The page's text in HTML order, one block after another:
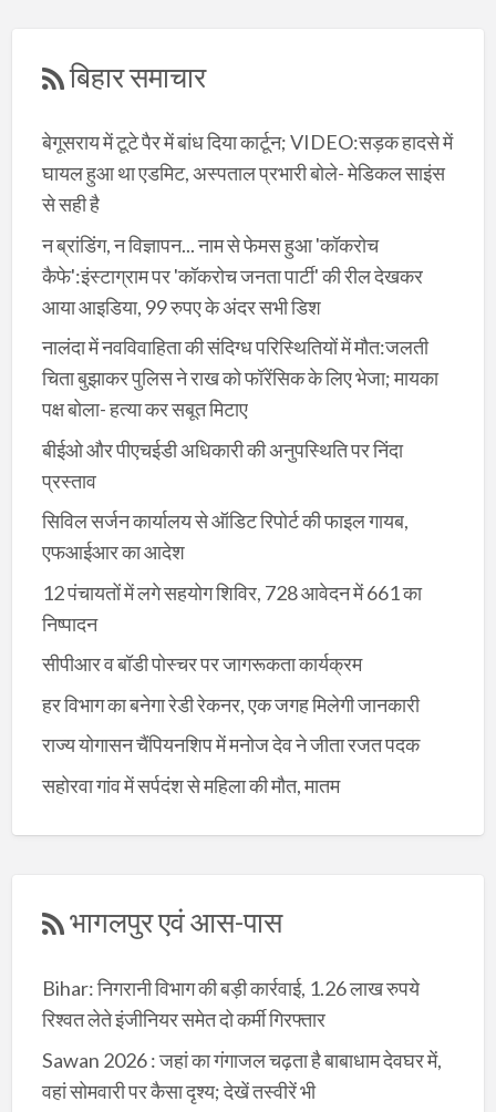
बिहार समाचार
बेगूसराय में टूटे पैर में बांध दिया कार्टून; VIDEO:सड़क हादसे में
घायल हुआ था एडमिट, अस्पताल प्रभारी बोले- मेडिकल साइंस
से सही है
न ब्रांडिंग, न विज्ञापन... नाम से फेमस हुआ 'कॉकरोच
कैफे':इंस्टाग्राम पर 'कॉकरोच जनता पार्टी' की रील देखकर
आया आइडिया, 99 रुपए के अंदर सभी डिश
नालंदा में नवविवाहिता की संदिग्ध परिस्थितियों में मौत:जलती
चिता बुझाकर पुलिस ने राख को फॉरेंसिक के लिए भेजा; मायका
पक्ष बोला- हत्या कर सबूत मिटाए
बीईओ और पीएचईडी अधिकारी की अनुपस्थिति पर निंदा
प्रस्ताव
सिविल सर्जन कार्यालय से ऑडिट रिपोर्ट की फाइल गायब,
एफआईआर का आदेश
12 पंचायतों में लगे सहयोग शिविर, 728 आवेदन में 661 का
निष्पादन
सीपीआर व बॉडी पोस्चर पर जागरूकता कार्यक्रम
हर विभाग का बनेगा रेडी रेकनर, एक जगह मिलेगी जानकारी
राज्य योगासन चैंपियनशिप में मनोज देव ने जीता रजत पदक
सहोरवा गांव में सर्पदंश से महिला की मौत, मातम
भागलपुर एवं आस-पास
Bihar: निगरानी विभाग की बड़ी कार्रवाई, 1.26 लाख रुपये
रिश्वत लेते इंजीनियर समेत दो कर्मी गिरफ्तार
Sawan 2026 : जहां का गंगाजल चढ़ता है बाबाधाम देवघर में,
वहां सोमवारी पर कैसा दृश्य; देखें तस्वीरें भी